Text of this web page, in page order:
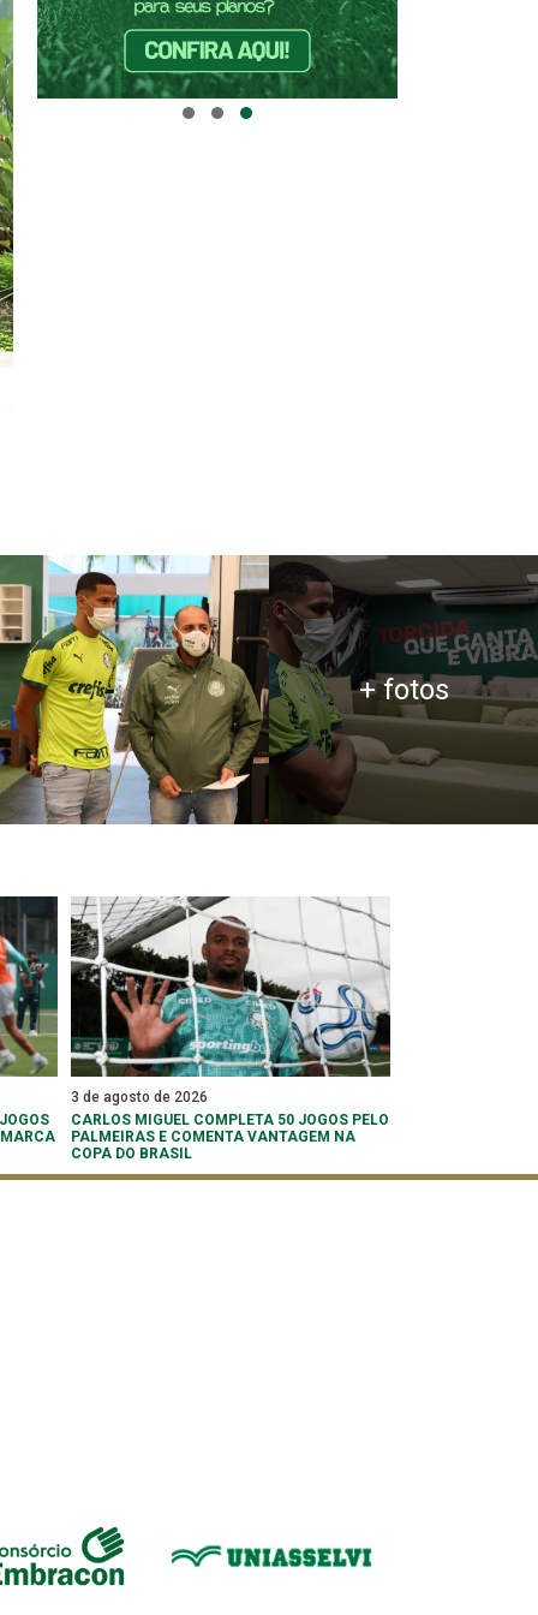
+ fotos
3 de agosto de 2026
CARLOS MIGUEL COMPLETA 50 JOGOS PELO
PALMEIRAS E COMENTA VANTAGEM NA
COPA DO BRASIL